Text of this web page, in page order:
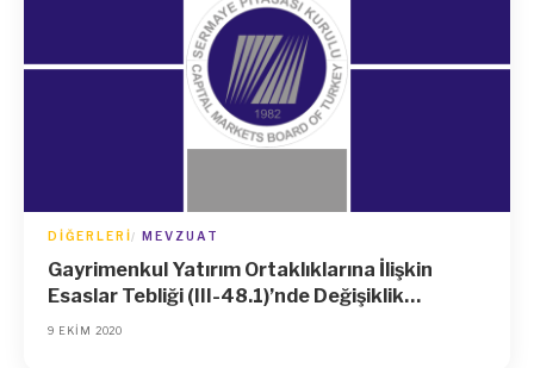
DIĞERLERI MEVZUAT
Gayrimenkul Yatırım Ortaklıklarına İlişkin
Esaslar Tebliği (III-48.1)’nde Değişiklik
Yapılmasına Dair Tebliğ (III-48.1.e)
9 EKIM 2020